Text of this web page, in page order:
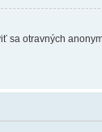
sa otravných